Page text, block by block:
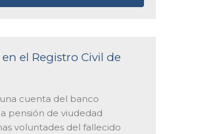
el Registro Civil de
cuenta del banco
pensión de viudedad
voluntades del fallecido